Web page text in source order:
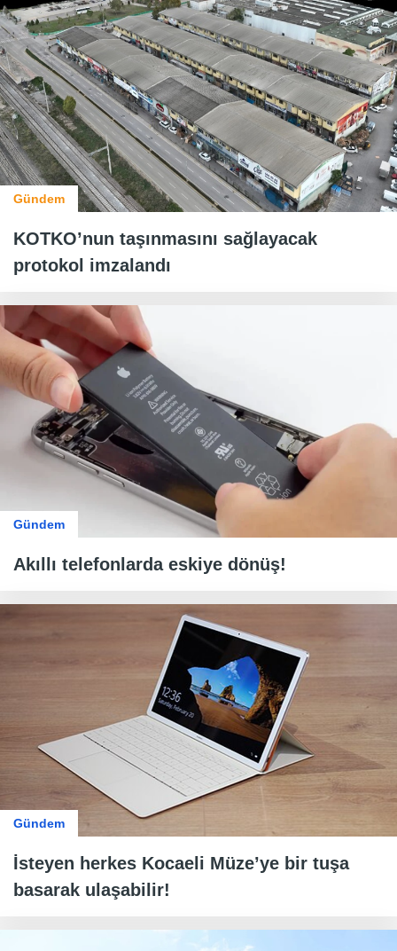
Gündem
KOTKO’nun taşınmasını sağlayacak
protokol imzalandı
Gündem
Akıllı telefonlarda eskiye dönüş!
Gündem
İsteyen herkes Kocaeli Müze’ye bir tuşa
basarak ulaşabilir!